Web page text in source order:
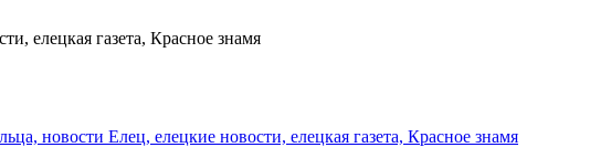
елецкая газета, Красное знамя
новости Елец, елецкие новости, елецкая газета, Красное знамя